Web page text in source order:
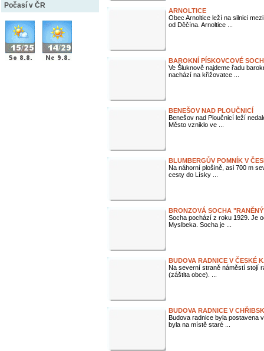
Počasí v ČR
ARNOLTICE
Obec Arnoltice leží na silnici
od Děčína. Arnoltice ...
BAROKNÍ PÍSKOVCOVÉ
Ve Šluknově najdeme řadu
nachází na křižovatce ...
BENEŠOV NAD PLOUČNICÍ
Benešov nad Ploučnicí leží
Město vzniklo ve ...
BLUMBERGŮV POMNÍK V
Na náhorní plošině, asi 700 m
cesty do Lísky ...
BRONZOVÁ SOCHA
Socha pochází z roku 1929. Je
Myslbeka. Socha je ...
BUDOVA RADNICE V ČESKÉ
Na severní straně náměstí stojí
(záštita obce). ...
BUDOVA RADNICE V
Budova radnice byla postavena
byla na místě staré ...